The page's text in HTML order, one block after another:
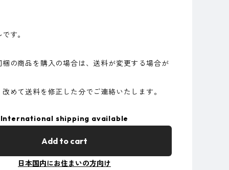
す。
の商品を購入の場合は、送料が変更する場合が
めて送料を修正した分でご連絡いたします。
International shipping available
Add to cart
日本国内にお住まいの方向け